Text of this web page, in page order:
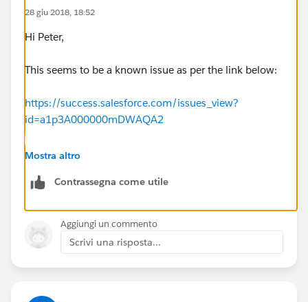
28 giu 2018, 18:52
Hi Peter,
This seems to be a known issue as per the link below:
https://success.salesforce.com/issues_view?
id=a1p3A000000mDWAQA2
You can click on This Issue Affects Me to be notified
Mostra altro
Contrassegna come utile
Aggiungi un commento
Scrivi una risposta...